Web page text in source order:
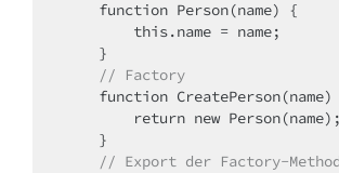
    // Factory
// Export der Factory-